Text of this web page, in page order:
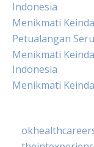
Indonesia
Menikmati
Petualangan
Menikmati
Indonesia
Menikmati